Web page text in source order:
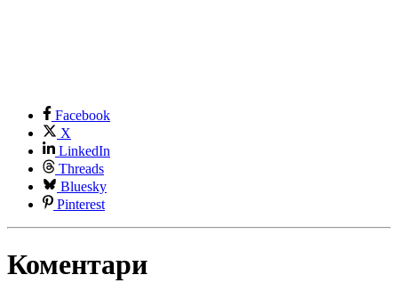
Facebook
X
LinkedIn
Threads
Bluesky
Pinterest
Коментари